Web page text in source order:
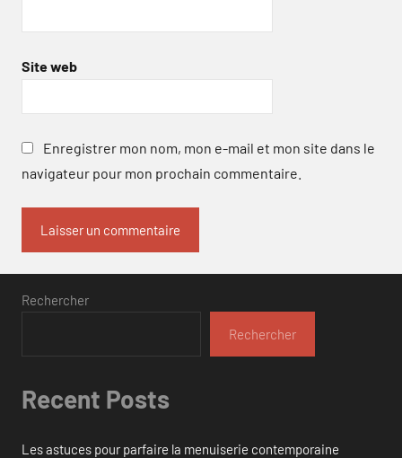
Site web
Enregistrer mon nom, mon e-mail et mon site dans le
navigateur pour mon prochain commentaire.
Rechercher
Rechercher
Recent Posts
Les astuces pour parfaire la menuiserie contemporaine